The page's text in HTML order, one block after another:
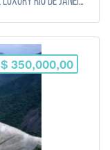
$ 350,000,00